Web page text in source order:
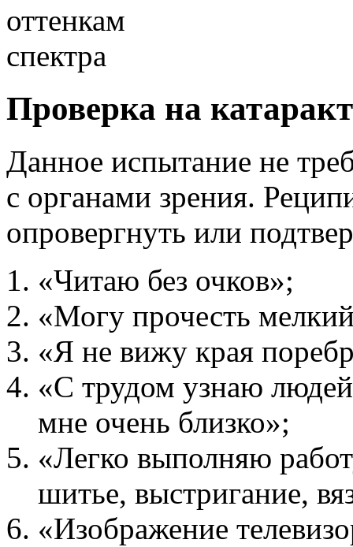
Проверка на
Данное испытание не
с органами зрения.
опровергнуть или
«Читаю без очков»;
«Могу прочесть
«Я не вижу края
«С трудом узнаю
мне очень близко»;
«Легко выполняю
шитье, выстригание,
«Изображение